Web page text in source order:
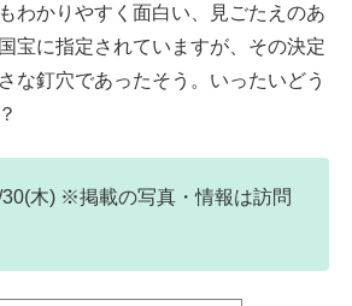
わかりやすく面白い、見ごたえのあ
宝に指定されていますが、その決定
な釘穴であったそう。いったいどう
木) ※掲載の写真・情報は訪問